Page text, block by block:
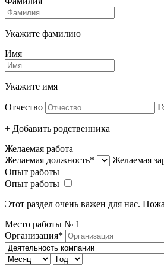
Укажите фамилию
Имя
Укажите имя
Отчество
+ Добавить родcтвенника
Желаемая работа
Желаемая должность*
Желаемая
Опыт работы
Опыт работы
Этот раздел очень важен для нас.
Место работы № 1
Организация*